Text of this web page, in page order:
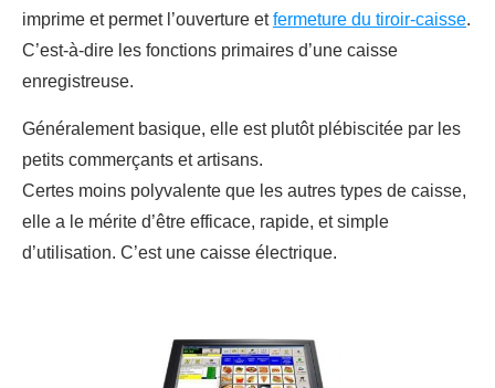
imprime et permet l’ouverture etfermeture du tiroir-caisse.
C’est-à-dire les fonctions primaires d’une caisse
enregistreuse.
Généralement basique, elle est plutôt plébiscitée par les
petits commerçants et artisans.
Certes moins polyvalente que les autres types de caisse,
elle a le mérite d’être efficace, rapide, et simple
d’utilisation. C’est une caisse électrique.